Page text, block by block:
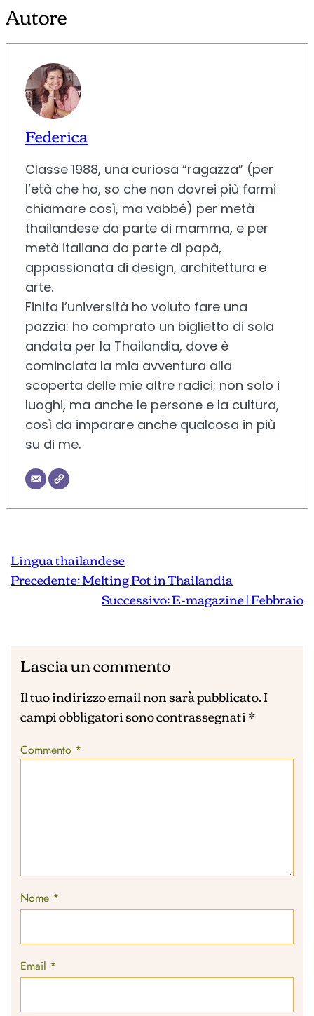
Autore
Federica
Classe 1988, una curiosa “ragazza” (per
l’età che ho, so che non dovrei più farmi
chiamare così, ma vabbé) per metà
thailandese da parte di mamma, e per
metà italiana da parte di papà,
appassionata di design, architettura e
arte.
Finita l’università ho voluto fare una
pazzia: ho comprato un biglietto di sola
andata per la Thailandia, dove è
cominciata la mia avventura alla
scoperta delle mie altre radici; non solo i
luoghi, ma anche le persone e la cultura,
così da imparare anche qualcosa in più
su di me.
Lingua thailandese
Precedente:Melting Pot in Thailandia
Successivo:E-magazine | Febbraio
Lascia un commento
Il tuo indirizzo email non sarà pubblicato.I
campi obbligatori sono contrassegnati*
Commento *
Nome *
Email *